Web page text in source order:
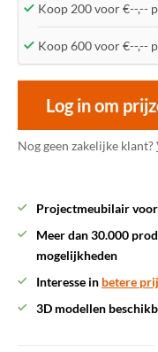
Koop 200 voor €--,--
Koop 600 voor €--,--
Log in om
Nog geen zakelijke klant?
Projectmeubilair
Meer dan 30.000
mogelijkheden
Interesse in betere
3D modellen